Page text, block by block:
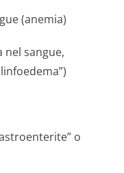
(anemia)
nel sangue,
o